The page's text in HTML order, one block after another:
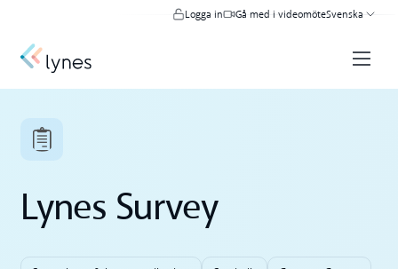
Logga in Gå med i videomöteSvenska
Lynes Survey